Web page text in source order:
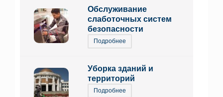
Обслуживание
слаботочных систем
безопасности
Подробнее
Уборка зданий и
территорий
Подробнее